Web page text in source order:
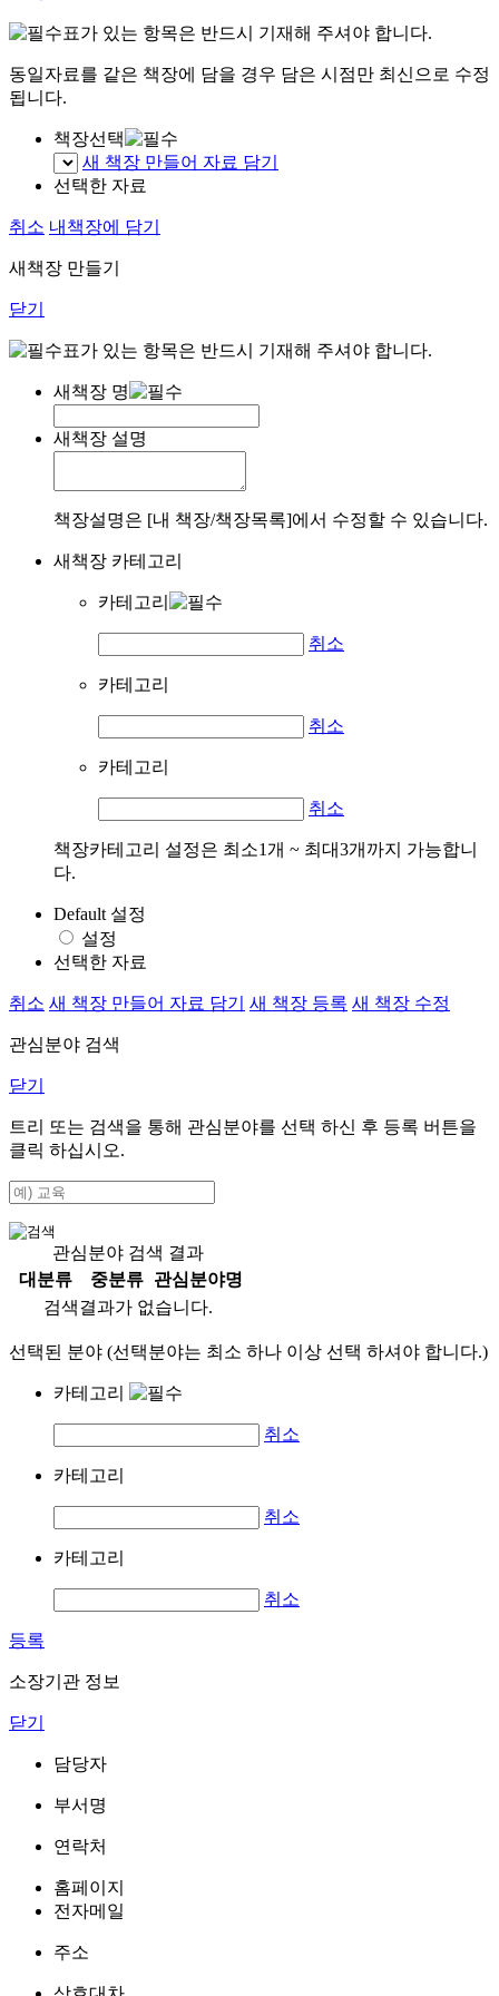
표가 있는 항목은 반드시 기재해 주셔야 합니다.
동일자료를 같은 책장에 담을 경우 담은 시점만 최신으로 수정
됩니다.
책장선택
새 책장 만들어 자료 담기
선택한 자료
취소 내책장에 담기
새책장 만들기
닫기
표가 있는 항목은 반드시 기재해 주셔야 합니다.
새책장 명
새책장 설명
책장설명은 [내 책장/책장목록]에서 수정할 수 있습니다.
새책장 카테고리
카테고리
취소
카테고리
취소
카테고리
취소
책장카테고리 설정은 최소1개 ~ 최대3개까지 가능합니
다.
Default 설정
설정
선택한 자료
취소 새 책장 만들어 자료 담기 새 책장 등록 새 책장 수정
관심분야 검색
닫기
트리 또는 검색을 통해 관심분야를 선택 하신 후 등록 버튼을
클릭 하십시오.
관심분야 검색 결과
대분류
중분류
관심분야명
검색결과가 없습니다.
선택된 분야 (선택분야는 최소 하나 이상 선택 하셔야 합니다.)
카테고리
취소
카테고리
취소
카테고리
취소
등록
소장기관 정보
닫기
담당자
부서명
연락처
홈페이지
전자메일
주소